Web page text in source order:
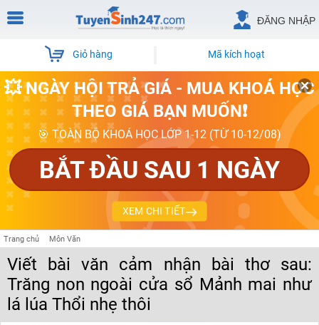
ĐĂNG NHẬP
Giỏ hàng Mã kích hoạt
💥 NGÀY HỘI TRẢ GIÁ - MUA KHOÁ HỌC
THEO GIÁ BẠN MUỐN❗
🎯 TOÀN BỘ KHOÁ HỌC LỚP 1-12 (TỪ 10-12/08)
BẮT ĐẦU SAU 1 NGÀY
XEM CHI TIẾT
Trang chủ Môn Văn
Viết bài văn cảm nhận bài thơ sau:
Trăng non ngoài cửa sổ Mảnh mai như
lá lúa Thổi nhẹ thôi